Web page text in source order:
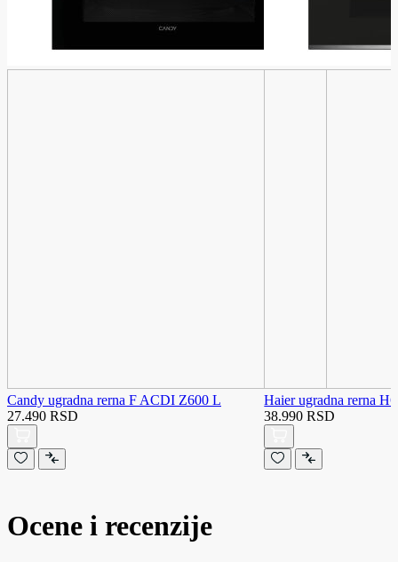
Candy ugradna rerna F ACDI Z600 L
27.490 RSD
Haier ugradna rerna
38.990 RSD
Ocene i recenzije